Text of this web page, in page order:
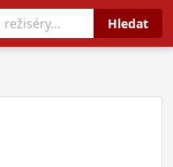
Hledat